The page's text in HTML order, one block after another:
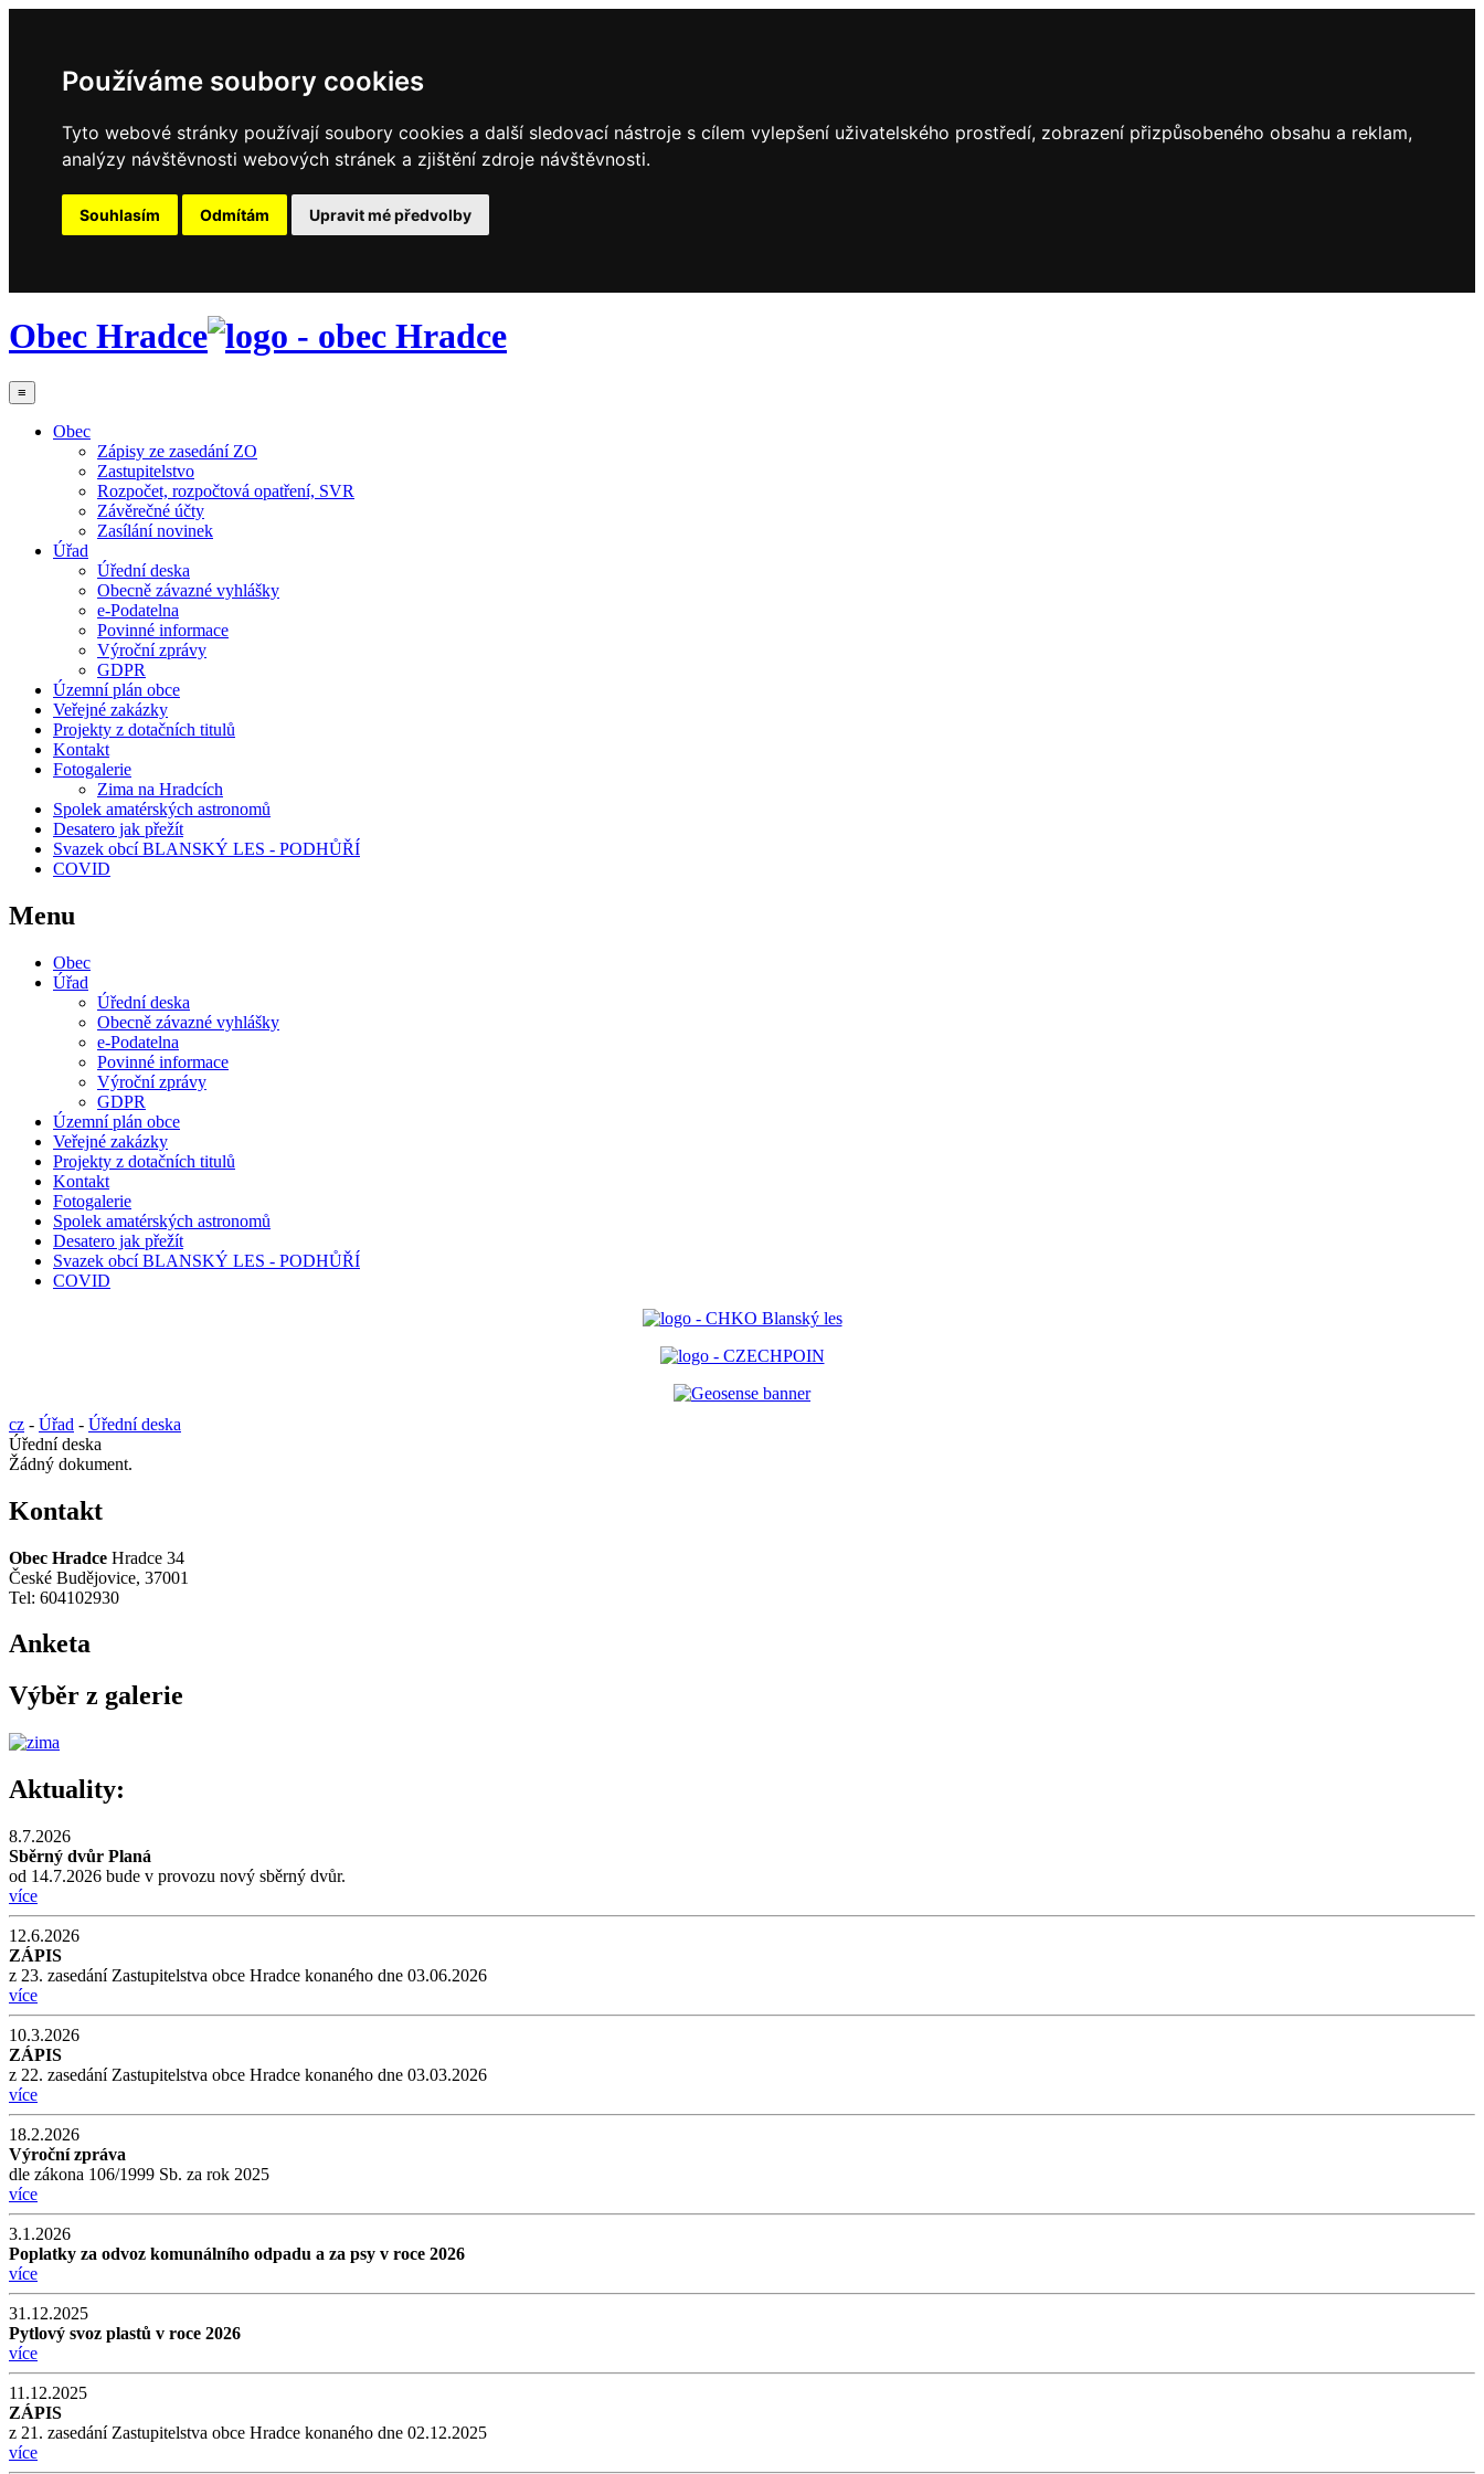
Používáme soubory cookies
Tyto webové stránky používají soubory cookies a další sledovací nástroje s cílem vylepšení uživatelského prostředí, zobrazení přizpůsobeného obsahu a reklam,
analýzy návštěvnosti webových stránek a zjištění zdroje návštěvnosti.
Souhlasím Odmítám Upravit mé předvolby
Obec Hradce
≡
Obec
Zápisy ze zasedání ZO
Zastupitelstvo
Rozpočet, rozpočtová opatření, SVR
Závěrečné účty
Zasílání novinek
Úřad
Úřední deska
Obecně závazné vyhlášky
e-Podatelna
Povinné informace
Výroční zprávy
GDPR
Územní plán obce
Veřejné zakázky
Projekty z dotačních titulů
Kontakt
Fotogalerie
Zima na Hradcích
Spolek amatérských astronomů
Desatero jak přežít
Svazek obcí BLANSKÝ LES - PODHŮŘÍ
COVID
Menu
Obec
Úřad
Úřední deska
Obecně závazné vyhlášky
e-Podatelna
Povinné informace
Výroční zprávy
GDPR
Územní plán obce
Veřejné zakázky
Projekty z dotačních titulů
Kontakt
Fotogalerie
Spolek amatérských astronomů
Desatero jak přežít
Svazek obcí BLANSKÝ LES - PODHŮŘÍ
COVID
cz - Úřad - Úřední deska
Úřední deska
Žádný dokument.
Kontakt
Obec Hradce Hradce 34
České Budějovice, 37001
Tel: 604102930
Anketa
Výběr z galerie
Aktuality:
8.7.2026
Sběrný dvůr Planá
od 14.7.2026 bude v provozu nový sběrný dvůr.
více
12.6.2026
ZÁPIS
z 23. zasedání Zastupitelstva obce Hradce konaného dne 03.06.2026
více
10.3.2026
ZÁPIS
z 22. zasedání Zastupitelstva obce Hradce konaného dne 03.03.2026
více
18.2.2026
Výroční zpráva
dle zákona 106/1999 Sb. za rok 2025
více
3.1.2026
Poplatky za odvoz komunálního odpadu a za psy v roce 2026
více
31.12.2025
Pytlový svoz plastů v roce 2026
více
11.12.2025
ZÁPIS
z 21. zasedání Zastupitelstva obce Hradce konaného dne 02.12.2025
více